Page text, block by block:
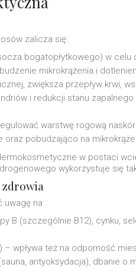
zalicza się:
bogatopłytkowego) w celu
mikrokrążenia i
zwiększa przepływ krwi,
i redukcji stanu zapalnego
warstwę rogową
oraz pobudzająco na
w postaci
wykorzystuje się
na :
B (szczególnie B12), cynku,
wpływa też na odporność
antyoksydacja), dbanie o